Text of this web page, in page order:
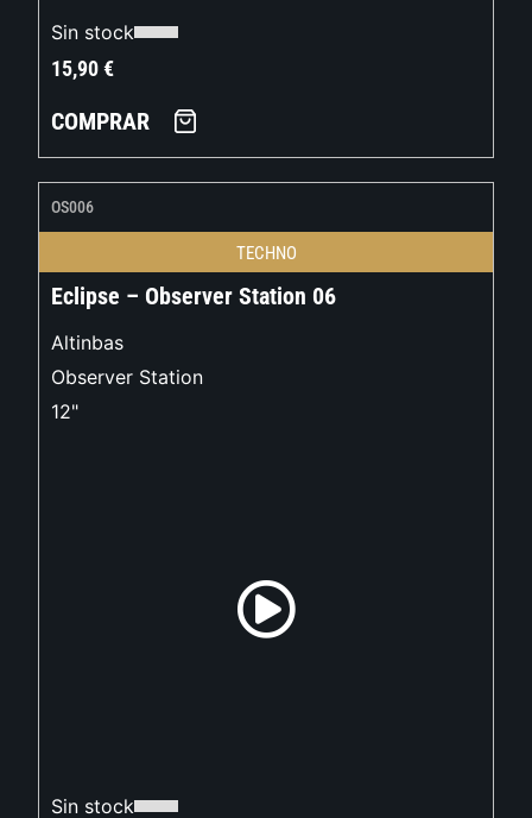
Sin stock
15,90€
COMPRAR
OS006
TECHNO
Eclipse – Observer Station 06
Altinbas
Observer Station
12"
Sin stock